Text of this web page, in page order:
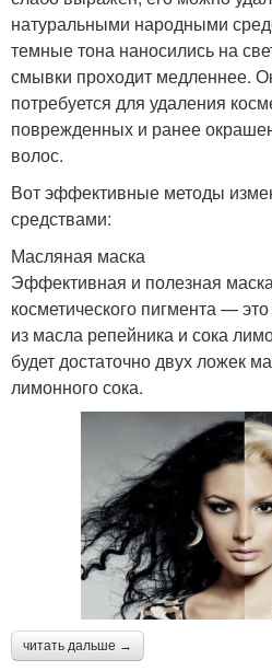
натуральными народными
темные тона наносились на
смывки проходит медленнее.
потребуется для удаления
поврежденных и ранее
волос.
Вот эффективные методы
средствами:
Масляная маска
Эффективная и полезная
косметического пигмента —
из масла репейника и сока
будет достаточно двух ложек
лимонного сока.
читать дальше →